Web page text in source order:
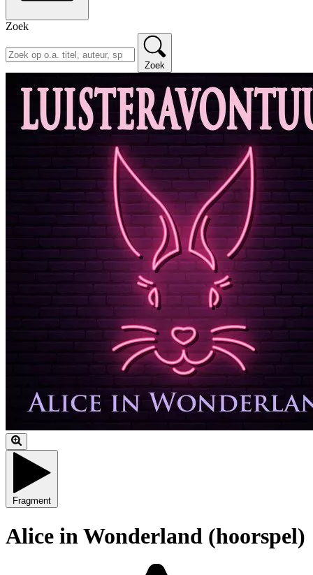
Zoek
Zoek
Fragment
Alice in Wonderland (hoorspel)